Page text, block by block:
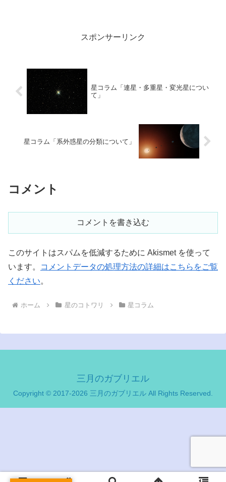
スポンサーリンク
星コラム「連星・多重星・変光星につい
て」
星コラム「系外惑星の分類について」
コメント
コメントを書き込む
このサイトはスパムを低減するために Akismet を使って
います。
コメントデータの処理方法の詳細はこちらをご覧
ください。
ホーム 星のコトワリ 星コラム
三月のガブリエル
Copyright © 2017-2026 三月のガブリエル All Rights Reserved.